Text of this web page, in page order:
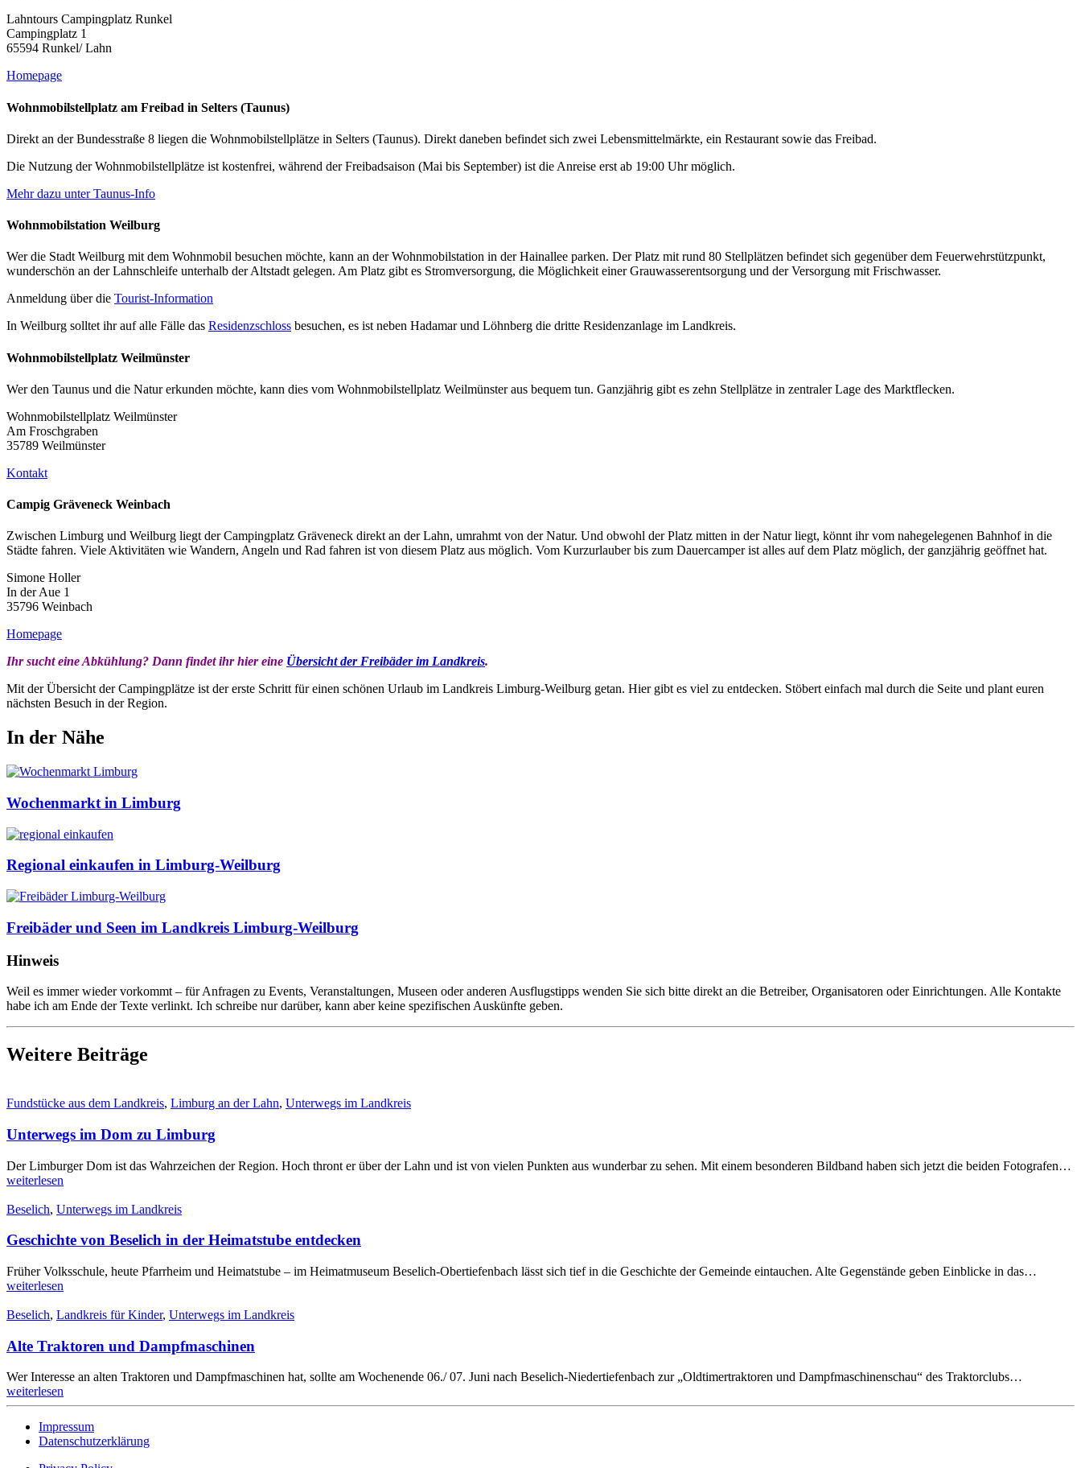
Lahntours Campingplatz Runkel
Campingplatz 1
65594 Runkel/ Lahn
Homepage
Wohnmobilstellplatz am Freibad in Selters (Taunus)
Direkt an der Bundesstraße 8 liegen die Wohnmobilstellplätze in Selters (Taunus). Direkt daneben befindet sich zwei Lebensmittelmärkte, ein Restaurant sowie das Freibad.
Die Nutzung der Wohnmobilstellplätze ist kostenfrei, während der Freibadsaison (Mai bis September) ist die Anreise erst ab 19:00 Uhr möglich.
Mehr dazu unter Taunus-Info
Wohnmobilstation Weilburg
Wer die Stadt Weilburg mit dem Wohnmobil besuchen möchte, kann an der Wohnmobilstation in der Hainallee parken. Der Platz mit rund 80 Stellplätzen befindet sich gegenüber dem Feuerwehrstützpunkt,
wunderschön an der Lahnschleife unterhalb der Altstadt gelegen. Am Platz gibt es Stromversorgung, die Möglichkeit einer Grauwasserentsorgung und der Versorgung mit Frischwasser.
Anmeldung über die Tourist-Information
In Weilburg solltet ihr auf alle Fälle das Residenzschloss besuchen, es ist neben Hadamar und Löhnberg die dritte Residenzanlage im Landkreis.
Wohnmobilstellplatz Weilmünster
Wer den Taunus und die Natur erkunden möchte, kann dies vom Wohnmobilstellplatz Weilmünster aus bequem tun. Ganzjährig gibt es zehn Stellplätze in zentraler Lage des Marktflecken.
Wohnmobilstellplatz Weilmünster
Am Froschgraben
35789 Weilmünster
Kontakt
Campig Gräveneck Weinbach
Zwischen Limburg und Weilburg liegt der Campingplatz Gräveneck direkt an der Lahn, umrahmt von der Natur. Und obwohl der Platz mitten in der Natur liegt, könnt ihr vom nahegelegenen Bahnhof in die
Städte fahren. Viele Aktivitäten wie Wandern, Angeln und Rad fahren ist von diesem Platz aus möglich. Vom Kurzurlauber bis zum Dauercamper ist alles auf dem Platz möglich, der ganzjährig geöffnet hat.
Simone Holler
In der Aue 1
35796 Weinbach
Homepage
Ihr sucht eine Abkühlung? Dann findet ihr hier eine Übersicht der Freibäder im Landkreis.
Mit der Übersicht der Campingplätze ist der erste Schritt für einen schönen Urlaub im Landkreis Limburg-Weilburg getan. Hier gibt es viel zu entdecken. Stöbert einfach mal durch die Seite und plant euren
nächsten Besuch in der Region.
In der Nähe
Wochenmarkt in Limburg
Regional einkaufen in Limburg-Weilburg
Freibäder und Seen im Landkreis Limburg-Weilburg
Hinweis
Weil es immer wieder vorkommt – für Anfragen zu Events, Veranstaltungen, Museen oder anderen Ausflugstipps wenden Sie sich bitte direkt an die Betreiber, Organisatoren oder Einrichtungen. Alle Kontakte
habe ich am Ende der Texte verlinkt. Ich schreibe nur darüber, kann aber keine spezifischen Auskünfte geben.
Weitere Beiträge
Fundstücke aus dem Landkreis, Limburg an der Lahn, Unterwegs im Landkreis
Unterwegs im Dom zu Limburg
Der Limburger Dom ist das Wahrzeichen der Region. Hoch thront er über der Lahn und ist von vielen Punkten aus wunderbar zu sehen. Mit einem besonderen Bildband haben sich jetzt die beiden Fotografen…
weiterlesen
Beselich, Unterwegs im Landkreis
Geschichte von Beselich in der Heimatstube entdecken
Früher Volksschule, heute Pfarrheim und Heimatstube – im Heimatmuseum Beselich-Obertiefenbach lässt sich tief in die Geschichte der Gemeinde eintauchen. Alte Gegenstände geben Einblicke in das…
weiterlesen
Beselich, Landkreis für Kinder, Unterwegs im Landkreis
Alte Traktoren und Dampfmaschinen
Wer Interesse an alten Traktoren und Dampfmaschinen hat, sollte am Wochenende 06./ 07. Juni nach Beselich-Niedertiefenbach zur „Oldtimertraktoren und Dampfmaschinenschau“ des Traktorclubs…
weiterlesen
Impressum
Datenschutzerklärung